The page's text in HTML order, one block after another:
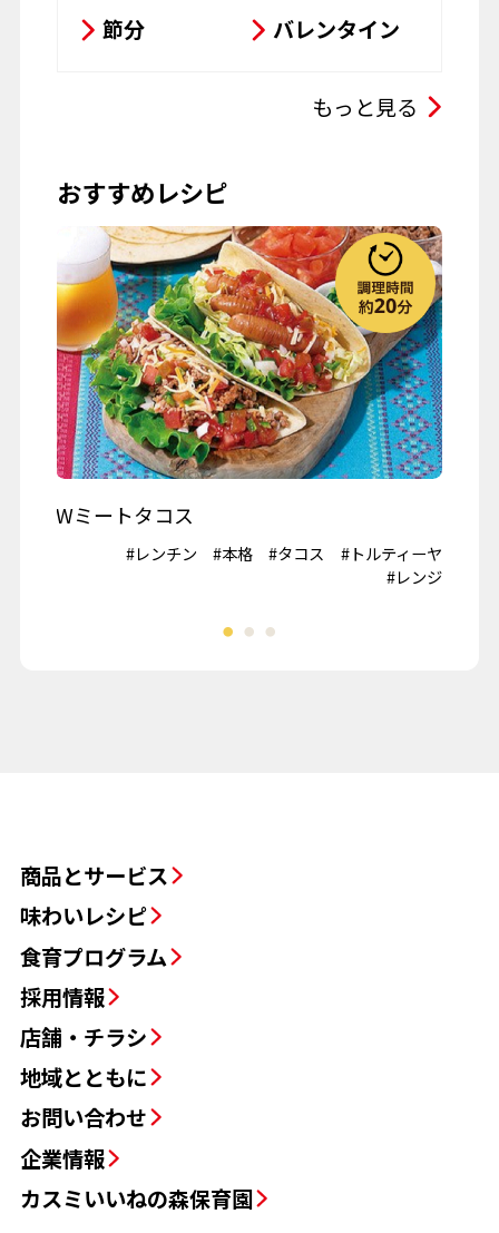
お菓子
パスタ
節分
バレンタイン
お彼岸
お月見
ハロウィーン
クリスマス
春の行楽
秋の行楽
記念日・お祝い
ワイン
もっと見る
おすすめレシピ
Wミートタコス
#レンチン #本格 #タコス
#トルティーヤ
#レンジ
商品とサービス
味わいレシピ
食育プログラム
採用情報
店舗・チラシ
地域とともに
お問い合わせ
企業情報
カスミいいねの森保育園